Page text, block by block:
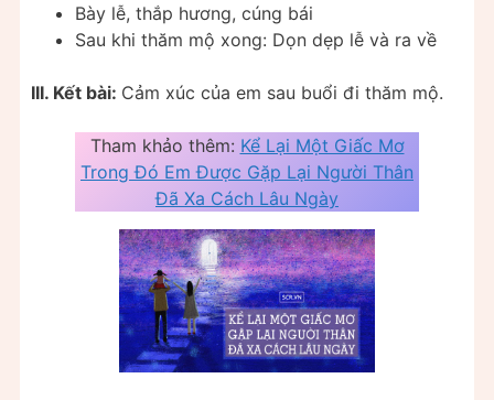
Bày lễ, thắp hương, cúng bái
Sau khi thăm mộ xong: Dọn dẹp lễ và ra về
III. Kết bài: Cảm xúc của em sau buổi đi thăm mộ.
Tham khảo thêm: Kể Lại Một Giấc Mơ
Trong Đó Em Được Gặp Lại Người Thân
Đã Xa Cách Lâu Ngày